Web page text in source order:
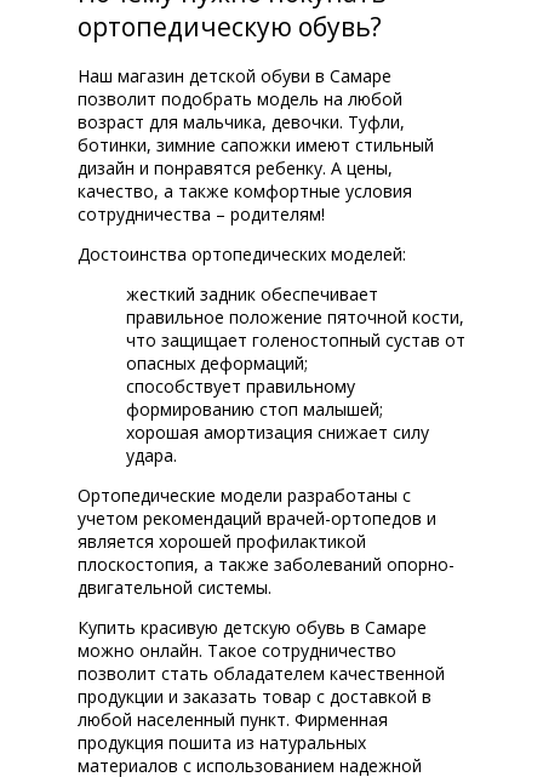
ортопедическую обувь?
Наш магазин детской обуви в Самаре
позволит подобрать модель на любой
возраст для мальчика, девочки. Туфли,
ботинки, зимние сапожки имеют стильный
дизайн и понравятся ребенку. А цены,
качество, а также комфортные условия
сотрудничества – родителям!
Достоинства ортопедических моделей:
жесткий задник обеспечивает
правильное положение пяточной кости,
что защищает голеностопный сустав от
опасных деформаций;
способствует правильному
формированию стоп малышей;
хорошая амортизация снижает силу
удара.
Ортопедические модели разработаны с
учетом рекомендаций врачей-ортопедов и
является хорошей профилактикой
плоскостопия, а также заболеваний опорно-
двигательной системы.
Купить красивую детскую обувь в Самаре
можно онлайн. Такое сотрудничество
позволит стать обладателем качественной
продукции и заказать товар с доставкой в
любой населенный пункт. Фирменная
продукция пошита из натуральных
материалов с использованием надежной